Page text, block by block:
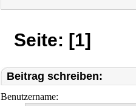
Seite: [1]
Beitrag schreiben:
Benutzername: